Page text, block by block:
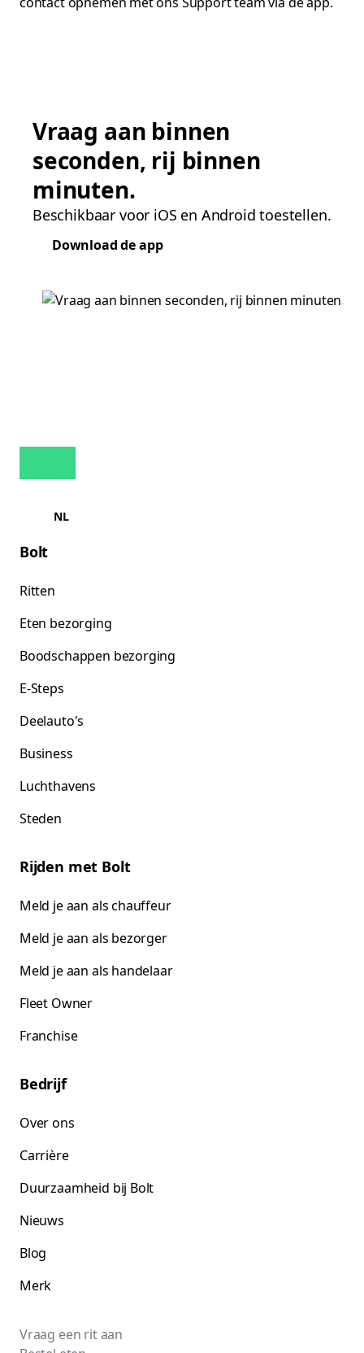
Vraag aan binnen
seconden, rij binnen
minuten.
Beschikbaar voor iOS en Android toestellen.
Download de app
NL
Bolt
Ritten
Eten bezorging
Boodschappen bezorging
E-Steps
Deelauto's
Business
Luchthavens
Steden
Rijden met Bolt
Meld je aan als chauffeur
Meld je aan als bezorger
Meld je aan als handelaar
Fleet Owner
Franchise
Bedrijf
Over ons
Carrière
Duurzaamheid bij Bolt
Nieuws
Blog
Merk
Vraag een rit aan